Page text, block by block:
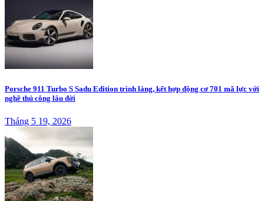
Porsche 911 Turbo S Sadu Edition trình làng, kết hợp động cơ 701 mã lực với
nghề thủ công lâu đời
Tháng 5 19, 2026